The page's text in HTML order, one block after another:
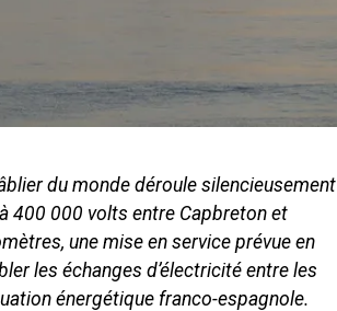
du monde déroule silencieusement
400 000 volts entre Capbreton et
une mise en service prévue en
les échanges d’électricité entre les
énergétique franco-espagnole.